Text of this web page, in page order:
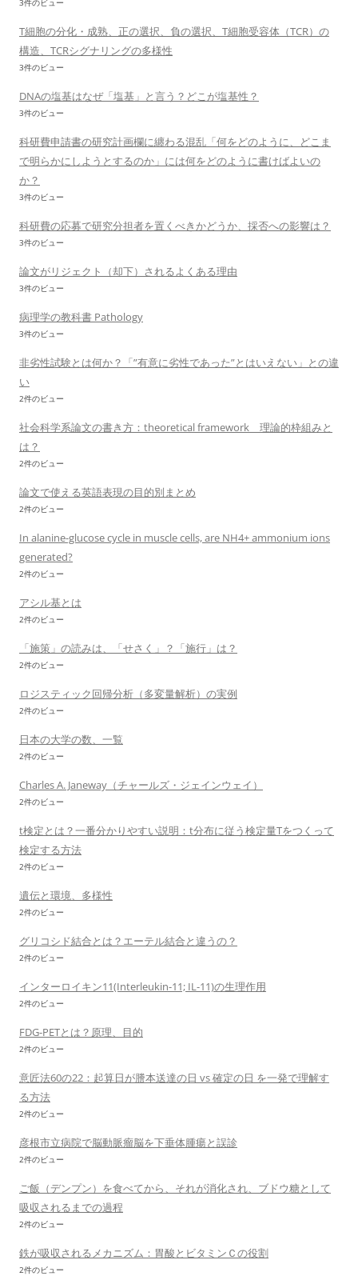
3件のビュー
T細胞の分化・成熟、正の選択、負の選択、T細胞受容体（TCR）の
構造、TCRシグナリングの多様性
3件のビュー
DNAの塩基はなぜ「塩基」と言う？どこが塩基性？
3件のビュー
科研費申請書の研究計画欄に纏わる混乱「何をどのように、どこま
で明らかにしようとするのか」には何をどのように書けばよいの
か？
3件のビュー
科研費の応募で研究分担者を置くべきかどうか、採否への影響は？
3件のビュー
論文がリジェクト（却下）されるよくある理由
3件のビュー
病理学の教科書 Pathology
3件のビュー
非劣性試験とは何か？「”有意に劣性であった”とはいえない」との違
い
2件のビュー
社会科学系論文の書き方：theoretical framework 理論的枠組みと
は？
2件のビュー
論文で使える英語表現の目的別まとめ
2件のビュー
In alanine-glucose cycle in muscle cells, are NH4+ ammonium ions
generated?
2件のビュー
アシル基とは
2件のビュー
「施策」の読みは、「せさく」？「施行」は？
2件のビュー
ロジスティック回帰分析（多変量解析）の実例
2件のビュー
日本の大学の数、一覧
2件のビュー
Charles A. Janeway（チャールズ・ジェインウェイ）
2件のビュー
t検定とは？一番分かりやすい説明：t分布に従う検定量Tをつくって
検定する方法
2件のビュー
遺伝と環境、多様性
2件のビュー
グリコシド結合とは？エーテル結合と違うの？
2件のビュー
インターロイキン11(Interleukin-11; IL-11)の生理作用
2件のビュー
FDG-PETとは？原理、目的
2件のビュー
意匠法60の22：起算日が謄本送達の日 vs 確定の日 を一発で理解す
る方法
2件のビュー
彦根市立病院で脳動脈瘤脳を下垂体腫瘍と誤診
2件のビュー
ご飯（デンプン）を食べてから、それが消化され、ブドウ糖として
吸収されるまでの過程
2件のビュー
鉄が吸収されるメカニズム：胃酸とビタミンＣの役割
2件のビュー